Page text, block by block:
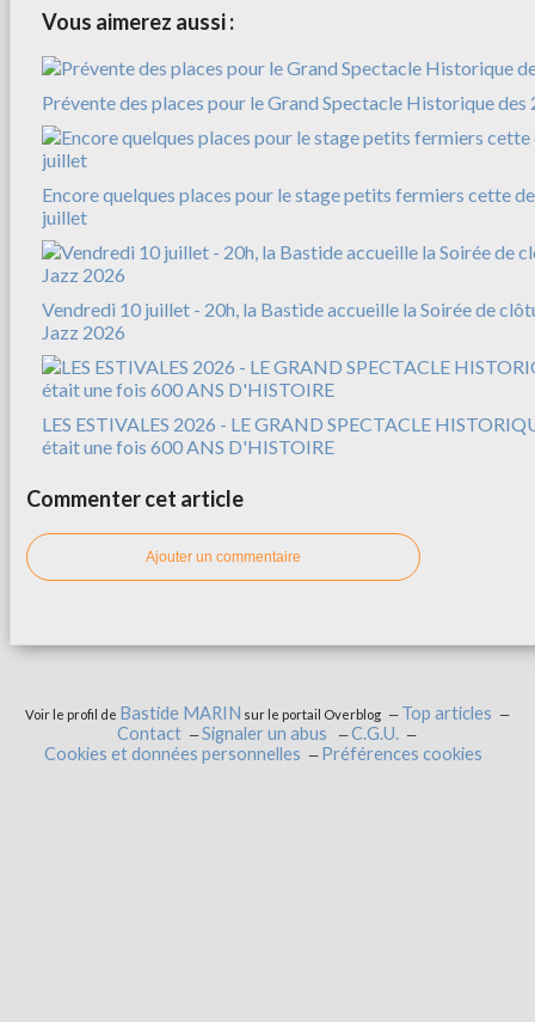
Vous aimerez aussi :
Prévente des places pour le Grand Spectacle Historique des
Encore quelques places pour le stage petits fermiers cette
juillet
Vendredi 10 juillet - 20h, la Bastide accueille la Soirée de
Jazz 2026
LES ESTIVALES 2026 - LE GRAND SPECTACLE
était une fois 600 ANS D'HISTOIRE
Commenter cet article
Ajouter un commentaire
Voir le profil de Bastide MARIN sur le portail Overblog
Top articles
Contact
Signaler un abus
C.G.U.
Cookies et données personnelles
Préférences cookies